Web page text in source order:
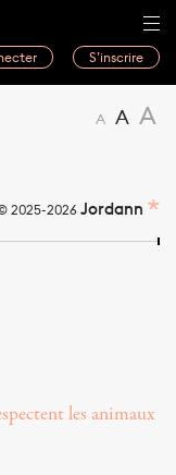
S’inscrire
A A A
2025-2026 Jordann
les animaux